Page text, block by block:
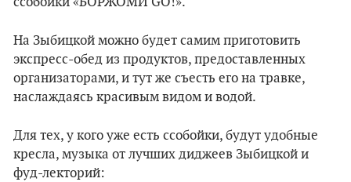
На Зыбицкой можно будет самим приготовить
экспресс-обед из продуктов, предоставленных
организаторами, и тут же съесть его на травке,
наслаждаясь красивым видом и водой.
Для тех, у кого уже есть ссобойки, будут удобные
кресла, музыка от лучших диджеев Зыбицкой и
фуд-лекторий: